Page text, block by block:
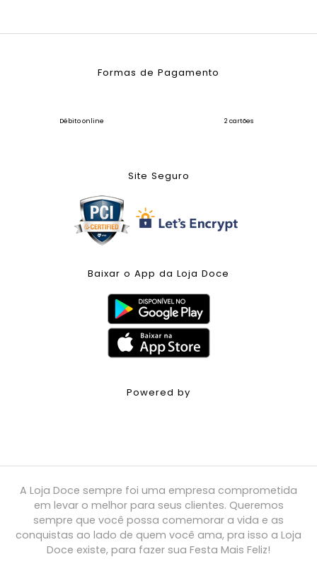
Formas de Pagamento
Débito online 2 cartões
Site Seguro
Baixar o App da Loja Doce
Powered by
A Loja Doce sempre foi uma empresa comprometida
em levar o melhor para seus clientes. Queremos
sempre que você possa comemorar a vida e as
conquistas ao lado de quem você ama, pra isso a Loja
Doce existe, para fazer sua Festa Mais Feliz!